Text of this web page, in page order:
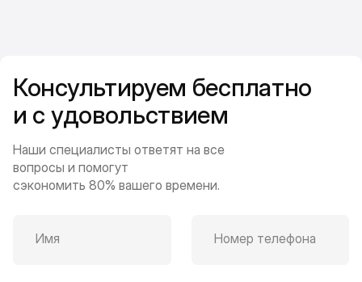
Консультируем бесплатно
и с удовольствием
Наши специалисты ответят на все
вопросы и помогут
сэкономить 80% вашего времени.
Имя Номер телефона